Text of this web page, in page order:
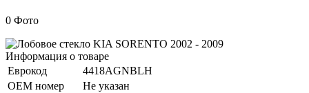
0 Фото
Информация о товаре
Еврокод
4418AGNBLH
ОЕМ номер
Не указан